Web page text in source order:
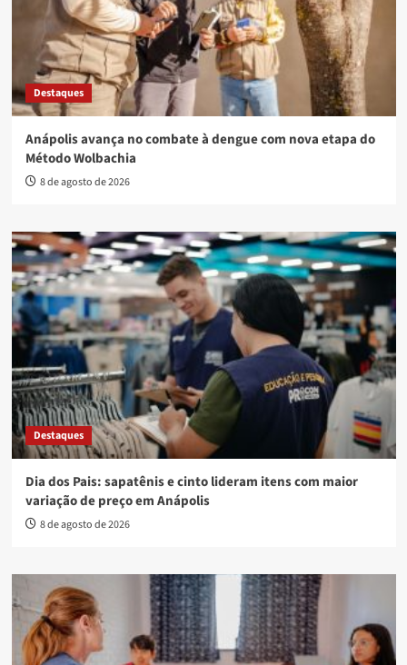
Destaques
Anápolis avança no combate à dengue com nova etapa do
Método Wolbachia
8 de agosto de 2026
Destaques
Dia dos Pais: sapatênis e cinto lideram itens com maior
variação de preço em Anápolis
8 de agosto de 2026